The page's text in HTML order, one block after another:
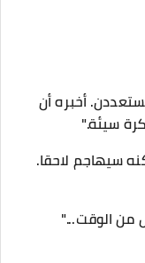
أخبره أن
سيئة."
سيهاجم لاحقا.
من الوقت..."